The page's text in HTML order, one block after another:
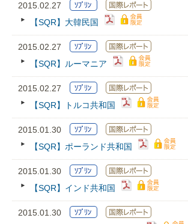
2015.02.27
【SQR】大韓民国
2015.02.27
【SQR】ルーマニア
2015.02.27
【SQR】トルコ共和国
2015.01.30
【SQR】ポーランド共和国
2015.01.30
【SQR】インド共和国
2015.01.30